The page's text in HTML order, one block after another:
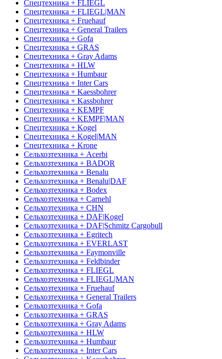
Спецтехника + FLIEGL
Спецтехника + FLIEGL|MAN
Спецтехника + Fruehauf
Спецтехника + General Trailers
Спецтехника + Gofa
Спецтехника + GRAS
Спецтехника + Gray Adams
Спецтехника + HLW
Спецтехника + Humbaur
Спецтехника + Inter Cars
Спецтехника + Kaessbohrer
Спецтехника + Kassbohrer
Спецтехника + KEMPF
Спецтехника + KEMPF|MAN
Спецтехника + Kogel
Спецтехника + Kogel|MAN
Спецтехника + Krone
Сельхозтехника + Acerbi
Сельхозтехника + BADOR
Сельхозтехника + Benalu
Сельхозтехника + Benalu|DAF
Сельхозтехника + Bodex
Сельхозтехника + Carnehl
Сельхозтехника + CHN
Сельхозтехника + DAF|Kogel
Сельхозтехника + DAF|Schmitz Cargobull
Сельхозтехника + Egritech
Сельхозтехника + EVERLAST
Сельхозтехника + Faymonville
Сельхозтехника + Feldbinder
Сельхозтехника + FLIEGL
Сельхозтехника + FLIEGL|MAN
Сельхозтехника + Fruehauf
Сельхозтехника + General Trailers
Сельхозтехника + Gofa
Сельхозтехника + GRAS
Сельхозтехника + Gray Adams
Сельхозтехника + HLW
Сельхозтехника + Humbaur
Сельхозтехника + Inter Cars